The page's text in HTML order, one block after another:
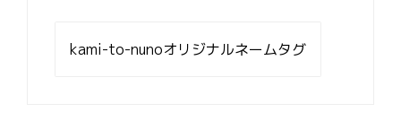
kami-to-nunoオリジナルネームタグ